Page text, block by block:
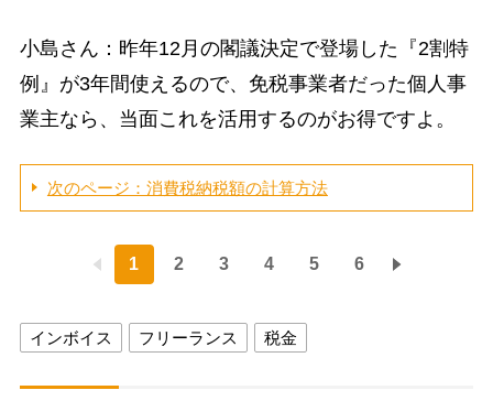
小島さん：昨年12月の閣議決定で登場した『2割特
例』が3年間使えるので、免税事業者だった個人事
業主なら、当面これを活用するのがお得ですよ。
次のページ：消費税納税額の計算方法
1 2 3 4 5 6
インボイス フリーランス 税金